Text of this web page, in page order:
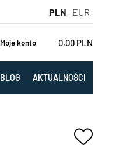
PLN EUR
Moje konto 0,00 PLN
BLOG AKTUALNOŚCI